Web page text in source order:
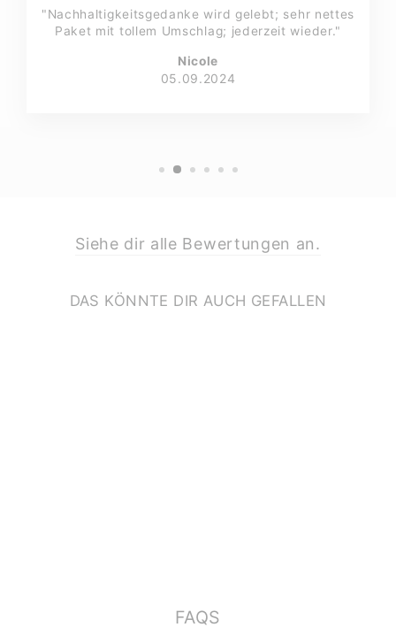
"Nachhaltigkeitsgedanke wird gelebt; sehr nettes
Paket mit tollem Umschlag; jederzeit wieder."
Nicole
05.09.2024
Siehe dir alle Bewertungen an.
DAS KÖNNTE DIR AUCH GEFALLEN
FAQS